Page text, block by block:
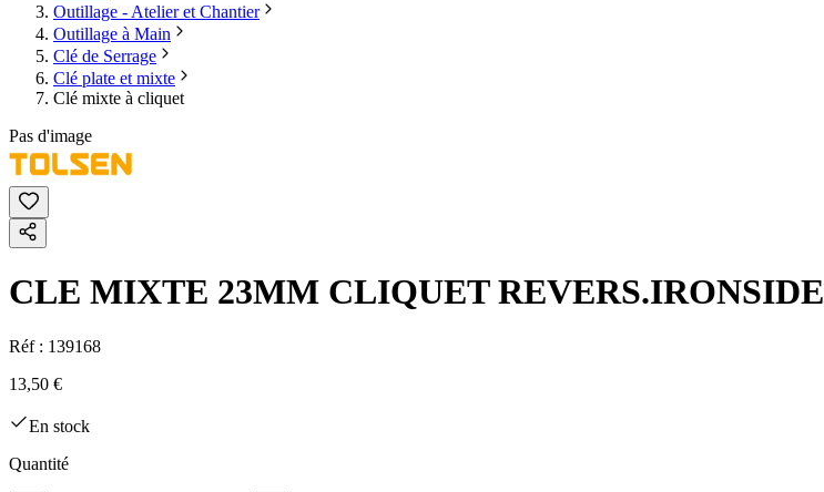
Outillage - Atelier et Chantier
Outillage à Main
Clé de Serrage
Clé plate et mixte
Clé mixte à cliquet
Pas d'image
CLE MIXTE 23MM CLIQUET REVERS.IRONSIDE
Réf : 139168
13,50 €
En stock
Quantité